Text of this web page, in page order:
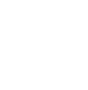
Haustechnik